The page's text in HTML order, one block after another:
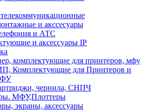
и акссесуары
и АТС
и аксессуары IP
комплектующие для принтеров, мфу
Комплектующие для Принтеров и
чернила, СНПЧ
МФУ,Плоттеры
экраны, аксессуары